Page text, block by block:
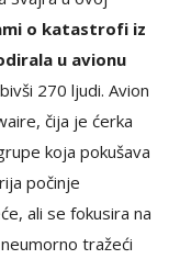
o katastrofi iz
u avionu
270 ljudi. Avion
čija je ćerka
koja pokušava
počinje
ali se fokusira na
tražeći